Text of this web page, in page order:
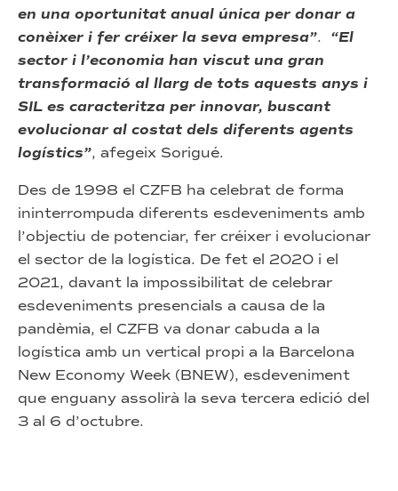
en una oportunitat anual única per donar a
conèixer i fer créixer la seva empresa”. “El
sector i l’economia han viscut una gran
transformació al llarg de tots aquests anys i
SIL es caracteritza per innovar, buscant
evolucionar al costat dels diferents agents
logístics”, afegeix Sorigué.
Des de 1998 el CZFB ha celebrat de forma
ininterrompuda diferents esdeveniments amb
l’objectiu de potenciar, fer créixer i evolucionar
el sector de la logística. De fet el 2020 i el
2021, davant la impossibilitat de celebrar
esdeveniments presencials a causa de la
pandèmia, el CZFB va donar cabuda a la
logística amb un vertical propi a la Barcelona
New Economy Week (BNEW), esdeveniment
que enguany assolirà la seva tercera edició del
3 al 6 d’octubre.